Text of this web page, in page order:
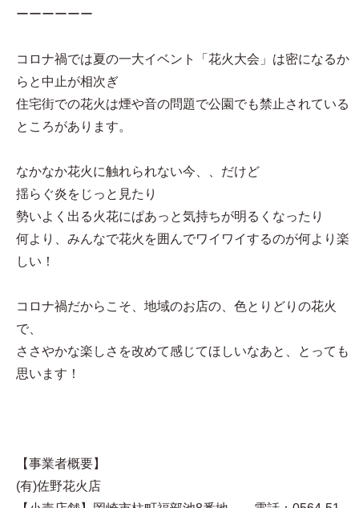
ーーーーーー
コロナ禍では夏の一大イベント「花火大会」は密になるか
らと中止が相次ぎ
住宅街での花火は煙や音の問題で公園でも禁止されている
ところがあります。
なかなか花火に触れられない今、、だけど
揺らぐ炎をじっと見たり
勢いよく出る火花にぱあっと気持ちが明るくなったり
何より、みんなで花火を囲んでワイワイするのが何より楽
しい！
コロナ禍だからこそ、地域のお店の、色とりどりの花火
で、
ささやかな楽しさを改めて感じてほしいなあと、とっても
思います！
【事業者概要】
(有)佐野花火店